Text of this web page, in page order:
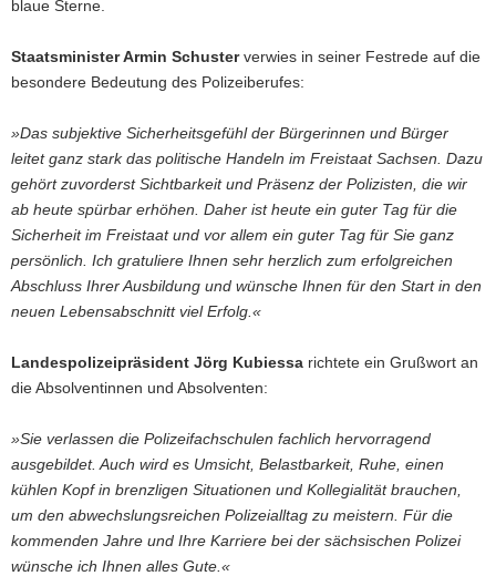
blaue Sterne.
Staatsminister Armin Schusterverwies in seiner Festrede auf die
besondere Bedeutung des Polizeiberufes:
»Das subjektive Sicherheitsgefühl der Bürgerinnen und Bürger
leitet ganz stark das politische Handeln im Freistaat Sachsen. Dazu
gehört zuvorderst Sichtbarkeit und Präsenz der Polizisten, die wir
ab heute spürbar erhöhen. Daher ist heute ein guter Tag für die
Sicherheit im Freistaat und vor allem ein guter Tag für Sie ganz
persönlich. Ich gratuliere Ihnen sehr herzlich zum erfolgreichen
Abschluss Ihrer Ausbildung und wünsche Ihnen für den Start in den
neuen Lebensabschnitt viel Erfolg.«
Landespolizeipräsident Jörg Kubiessa richtete ein Grußwort an
die Absolventinnen und Absolventen:
»Sie verlassen die Polizeifachschulen fachlich hervorragend
ausgebildet. Auch wird es Umsicht, Belastbarkeit, Ruhe, einen
kühlen Kopf in brenzligen Situationen und Kollegialität brauchen,
um den abwechslungsreichen Polizeialltag zu meistern. Für die
kommenden Jahre und Ihre Karriere bei der sächsischen Polizei
wünsche ich Ihnen alles Gute.«